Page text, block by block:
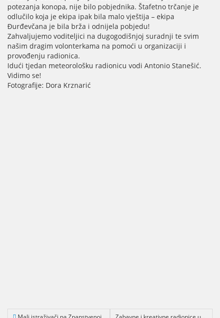
potezanja konopa, nije bilo pobjednika. Štafetno trčanje je
odlučilo koja je ekipa ipak bila malo vještija – ekipa
Đurđevčana je bila brža i odnijela pobjedu!
Zahvaljujemo voditeljici na dugogodišnjoj suradnji te svim
našim dragim volonterkama na pomoći u organizaciji i
provođenju radionica.
Idući tjedan meteorološku radionicu vodi Antonio Stanešić.
Vidimo se!
Fotografije: Dora Krznarić